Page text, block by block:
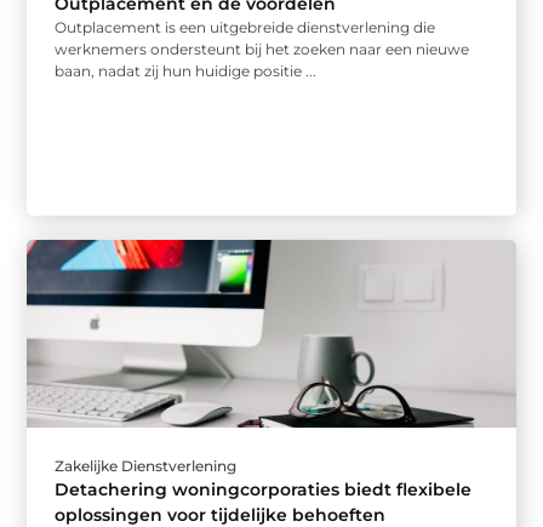
Outplacement is een uitgebreide dienstverlening die
werknemers ondersteunt bij het zoeken naar een nieuwe
baan, nadat zij hun huidige positie ...
Zakelijke Dienstverlening
Detachering woningcorporaties biedt flexibele
oplossingen voor tijdelijke behoeften